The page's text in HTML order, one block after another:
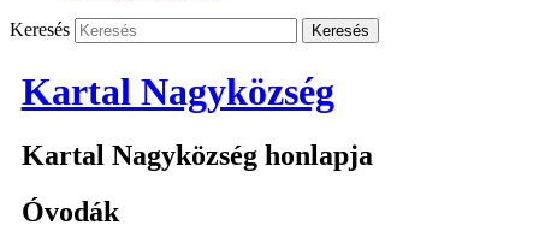
Keresés
Kartal Nagyközség
Kartal Nagyközség honlapja
Óvodák